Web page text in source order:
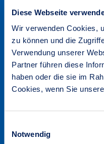
Diese Webseite
Wir verwenden Cookies,
zu können und die
Verwendung unserer
Partner führen diese
haben oder die sie im
Cookies, wenn Sie
Notwendig
Fr: 08:00 - 11:00 Uhr
Kundenservice
Onlineservice
Formulare & Downloads
Ansprechpartner
Kundenmagazin